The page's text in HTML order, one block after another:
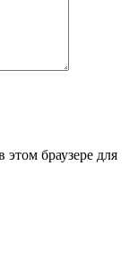
браузере для